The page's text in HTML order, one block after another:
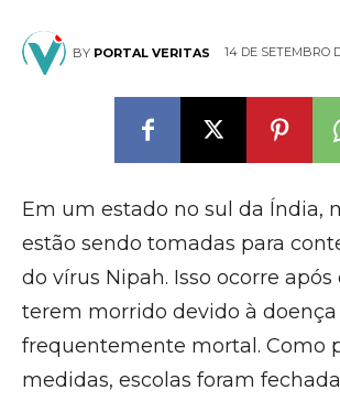
BY PORTAL VERITAS 14 DE SETEMBRO
Em um estado no sul da Índia,
estão sendo tomadas para
do vírus Nipah. Isso ocorre após
terem morrido devido à doença
frequentemente mortal. Como
medidas, escolas foram